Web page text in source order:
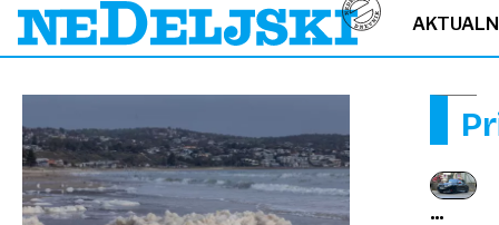
MINI